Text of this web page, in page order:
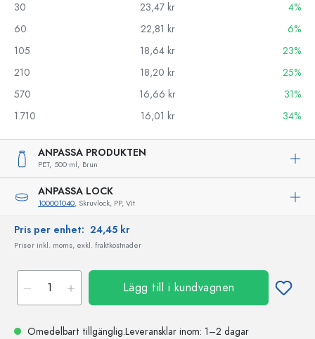
30
23,47 kr
4%
60
22,81 kr
6%
105
18,64 kr
23%
210
18,20 kr
25%
570
16,66 kr
31%
1.710
16,01 kr 34%
ANPASSA PRODUKTEN
PET, 500 ml, Brun
ANPASSA LOCK
100001040, Skruvlock, PP, Vit
Pris per enhet: 24,45 kr
Priser inkl. moms, exkl. fraktkostnader
Lägg till i kundvagnen
Omedelbart tillgänglig.Leveransklar inom: 1–2 dagar